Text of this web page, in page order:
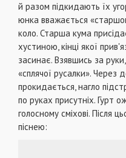
й разом підкидають їх
юнка вважається
коло. Старша кума
хустиною, кінці якої
засинає. Взявшись за
«сплячої русалки». Через
прокидається, нагло
по руках присутніх. Гурт
голосному сміхові. Після
піснею: